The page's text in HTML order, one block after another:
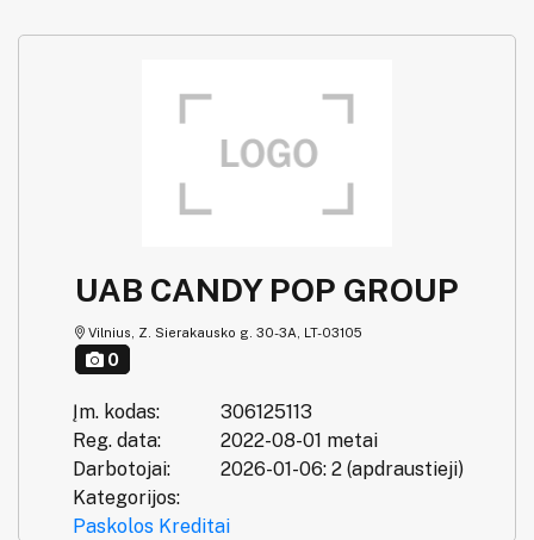
UAB CANDY POP GROUP
Vilnius, Z. Sierakausko g. 30-3A, LT-03105
0
Įm. kodas:
306125113
Reg. data:
2022-08-01 metai
Darbotojai:
2026-01-06: 2 (apdraustieji)
Kategorijos:
Paskolos Kreditai